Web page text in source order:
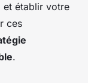
et établir votre
ces
.